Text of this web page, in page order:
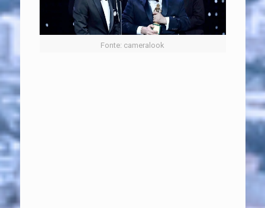
Fonte: cameralook